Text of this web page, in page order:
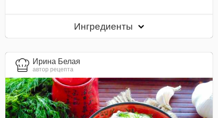
Ингредиенты
Ирина Белая
автор рецепта